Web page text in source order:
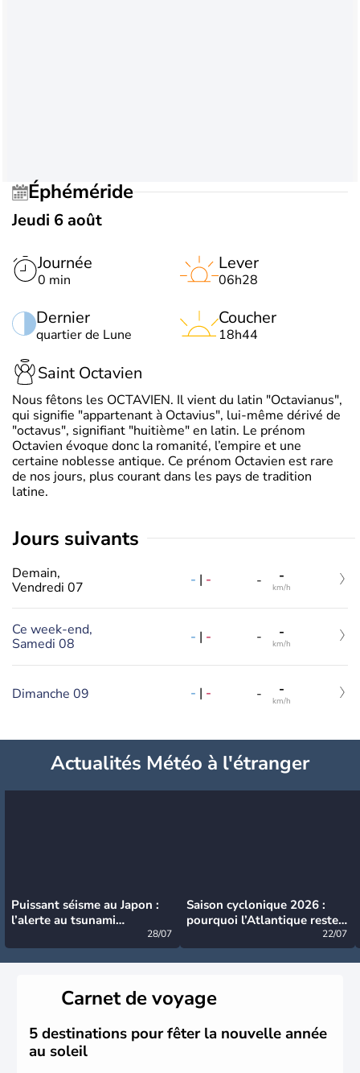
Éphéméride
Jeudi 6 août
Journée
0 min
Dernier
quartier de Lune
Lever
06h28
Coucher
18h44
Saint Octavien
Nous fêtons les OCTAVIEN. Il vient du latin "Octavianus",
qui signifie "appartenant à Octavius", lui-même dérivé de
"octavus", signifiant "huitième" en latin. Le prénom
Octavien évoque donc la romanité, l’empire et une
certaine noblesse antique. Ce prénom Octavien est rare
de nos jours, plus courant dans les pays de tradition
latine.
jours suivants
Demain,
Vendredi 07
- | - - -
km/h
Ce week-end,
Samedi 08
- | - - -
km/h
Dimanche 09 - | - - -
km/h
Actualités Météo à l'étranger
Puissant séisme au Japon :
l’alerte au tsunami
28/07
Saison cyclonique 2026 :
pourquoi l’Atlantique reste
22/07
Carnet de voyage
5 destinations pour fêter la nouvelle année
au soleil